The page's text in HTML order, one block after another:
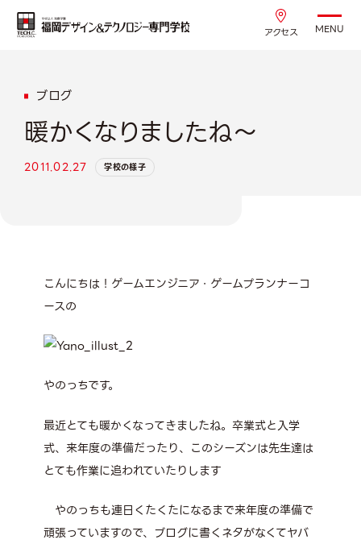
アクセス MENU
ブログ
暖かくなりましたね～
2011.02.27 学校の様子
こんにちは！ゲームエンジニア・ゲームプランナーコ
ースの
やのっちです。
最近とても暖かくなってきましたね。卒業式と入学
式、来年度の準備だったり、このシーズンは先生達は
とても作業に追われていたりします
やのっちも連日くたくたになるまで来年度の準備で
頑張っていますので、ブログに書くネタがなくてヤバ